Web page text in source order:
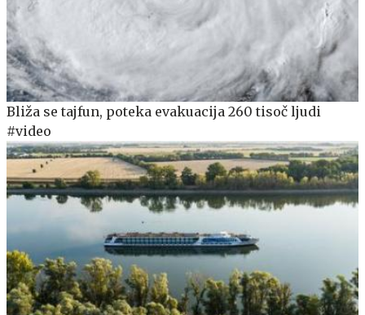
Bliža se tajfun, poteka evakuacija 260 tisoč ljudi
#video